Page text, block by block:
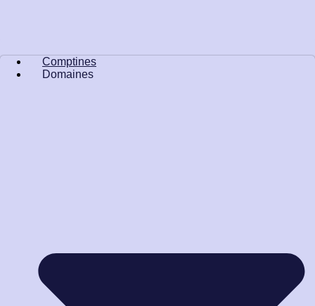
Comptines
Domaines